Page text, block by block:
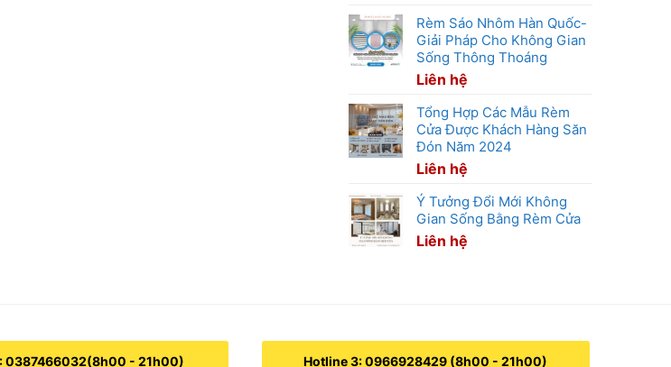
Rèm Sáo Nhôm Hàn Quốc-
Giải Pháp Cho Không Gian
Sống Thông Thoáng
Liên hệ
Tổng Hợp Các Mẫu Rèm
Cửa Được Khách Hàng Săn
Đón Năm 2024
Liên hệ
Ý Tưởng Đổi Mới Không
Gian Sống Bằng Rèm Cửa
Liên hệ
0387466032(8h00 - 21h00) Hotline 3: 0966928429 (8h00 - 21h00)